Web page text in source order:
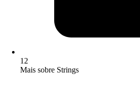
12
Mais sobre Strings